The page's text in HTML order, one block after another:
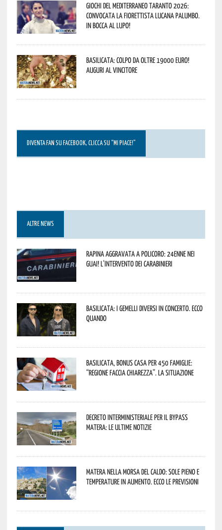
Giochi del Mediterraneo Taranto 2026:
convocata la fiorettista lucana Palumbo.
In bocca al lupo!
Basilicata: colpo da oltre 19000 Euro!
Auguri al vincitore
DIVENTA FAN SU FACEBOOK, CLICCA SU “MI PIACE!”
ALTRE NEWS
Rapina aggravata a Policoro: 24enne nei
guai! L’intervento dei Carabinieri
Basilicata: i Gemelli DiVersi in concerto. Ecco
quando
Basilicata, Bonus casa per 450 famiglie:
“Regione faccia chiarezza”. La situazione
Decreto interministeriale per il Bypass
Matera: le ultime notizie
Matera nella morsa del caldo: sole pieno e
temperature in aumento. Ecco le previsioni